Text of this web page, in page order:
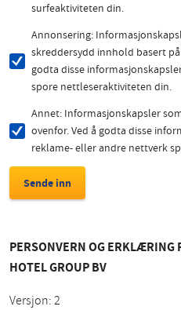
surfeaktiviteten din.
Annonsering:
skreddersydd innhold basert
godta disse
spore nettleseraktiviteten din.
Annet: Informasjonskapsler
ovenfor. Ved å godta disse
reklame- eller andre nettverk
PERSONVERN OG ERKLÆRING
HOTEL GROUP BV
Versjon: 2